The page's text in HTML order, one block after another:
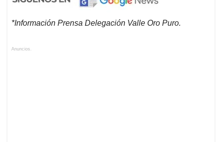
*Información Prensa Delegación Valle Oro Puro.
Anuncios.